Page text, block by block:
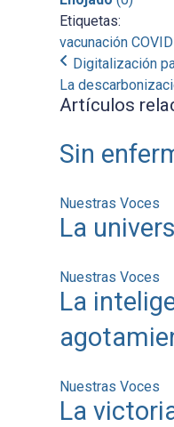
Etiquetas:
vacunación
Digitalización
La
Artículos
Sin
Nuestras Voces
La
Nuestras Voces
La
Nuestras Voces
La